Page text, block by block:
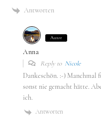
Antworten
Autor
Anna
Reply to Nicole
Dankeschön. :-) Manchmal
sonst nie gemacht hätte.
ich.
Antworten